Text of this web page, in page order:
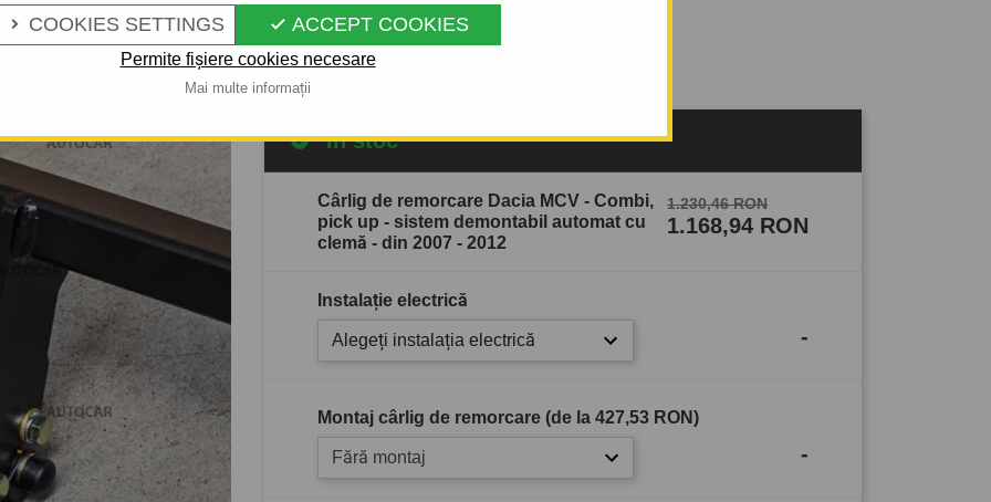
 COOKIES SETTINGS  ACCEPT COOKIES
Permite fișiere cookies necesare
Mai multe informații
Descrierea completă a produsului
În stoc
Cârlig de remorcare Dacia MCV - Combi,
pick up - sistem demontabil automat cu
clemă - din 2007 - 2012
1.230,46 RON
1.168,94 RON
Instalație electrică
Alegeți instalația electrică -
Montaj cârlig de remorcare (de la 427,53 RON)
Fără montaj -